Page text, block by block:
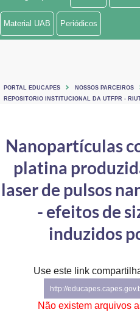
Ministério de Minas e Energia
Ministério do Turismo
Controladoria-Geral da União
Ministério da Mulher, da Família e dos
Secretaria de Governo
Advocacia-Geral da União
Banco Central do Brasil
Material UAB Periódicos
PORTAL EDUCAPES
NOSSOS PARCEIROS
REPOSITORIO INSTITUCIONAL DA UTFPR -
Nanopartículas
platina
laser de pulsos
- efeitos de
induzidos
Use este link
http://
Não existem arquivos